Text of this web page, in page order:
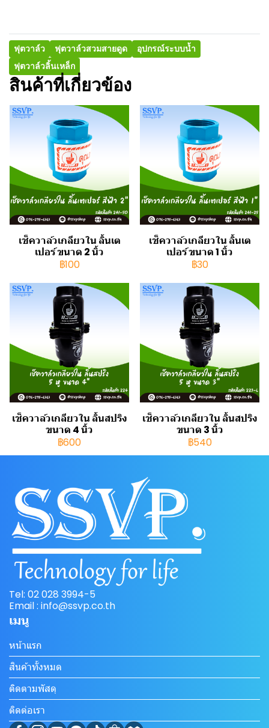
ฟุตวาล์ว ฟุตวาล์วสวมสายดูด
อุปกรณ์ระบบน้ำ
ฟุตวาล์วลิ้นเหล็ก
สินค้าที่เกี่ยวข้อง
เช็ควาล์วเกลียวใน ลิ้นเต
เปอร์ ขนาด 2 นิ้ว
฿100
เช็ควาล์วเกลียวใน ลิ้นเต
เปอร์ ขนาด 1 นิ้ว
฿30
เช็ควาล์วเกลียวใน ลิ้นสปริง
ขนาด 4 นิ้ว
฿600
เช็ควาล์วเกลียวใน ลิ้นสปริง
ขนาด 3 นิ้ว
฿540
Tel: 02 028 3994-5
Email : info@ssvp.co.th
เมนู
หน้าแรก
สินค้าทั้งหมด
ติดตามพัสดุ
ติดต่อเรา